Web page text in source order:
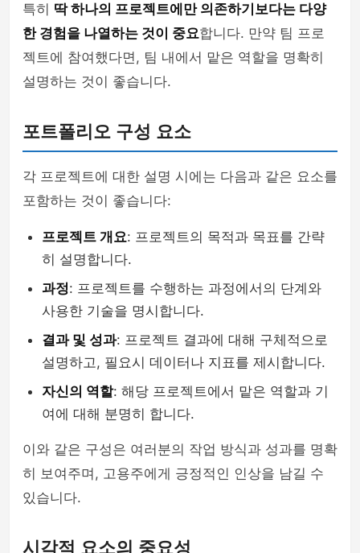
특히 딱 하나의 프로젝트에만 의존하기보다는 다양
한 경험을 나열하는 것이 중요합니다. 만약 팀 프로
젝트에 참여했다면, 팀 내에서 맡은 역할을 명확히
설명하는 것이 좋습니다.
포트폴리오 구성 요소
각 프로젝트에 대한 설명 시에는 다음과 같은 요소를
포함하는 것이 좋습니다:
프로젝트 개요: 프로젝트의 목적과 목표를 간략
히 설명합니다.
과정: 프로젝트를 수행하는 과정에서의 단계와
사용한 기술을 명시합니다.
결과 및 성과: 프로젝트 결과에 대해 구체적으로
설명하고, 필요시 데이터나 지표를 제시합니다.
자신의 역할: 해당 프로젝트에서 맡은 역할과 기
여에 대해 분명히 합니다.
이와 같은 구성은 여러분의 작업 방식과 성과를 명확
히 보여주며, 고용주에게 긍정적인 인상을 남길 수
있습니다.
시각적 요소의 중요성